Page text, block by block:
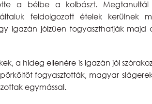
a bélbe a kolbászt.
feldolgozott ételek kerülnek
igazán jóízűen fogyaszthatják majd
a hideg ellenére is igazán jól
fogyasztották, magyar
egymással.